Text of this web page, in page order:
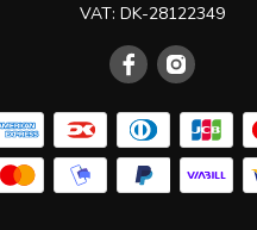
VAT: DK-28122349